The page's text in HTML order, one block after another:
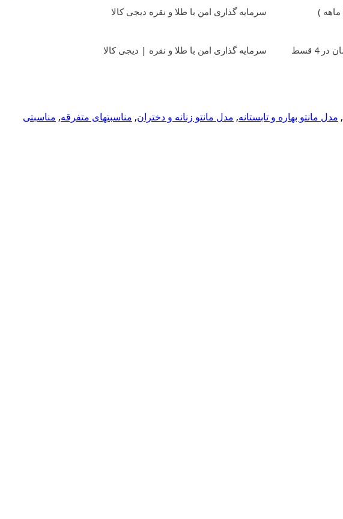
سرمایه گذاری امن با طلا و نقره دیجی کالا
سرمایه گذاری امن با طلا و نقره | دیجی کالا
, مدل مانتو بهاره و تابستانه, مدل مانتو زنانه و دختران, مناسبتهای متفرقه, مناسبتی